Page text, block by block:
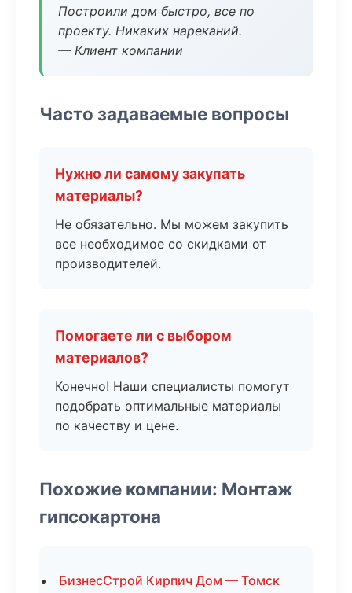
Построили дом быстро, все по
проекту. Никаких нареканий.
— Клиент компании
Часто задаваемые вопросы
Нужно ли самому закупать
материалы?
Не обязательно. Мы можем закупить
все необходимое со скидками от
производителей.
Помогаете ли с выбором
материалов?
Конечно! Наши специалисты помогут
подобрать оптимальные материалы
по качеству и цене.
Похожие компании: Монтаж
гипсокартона
БизнесСтрой Кирпич Дом — Томск